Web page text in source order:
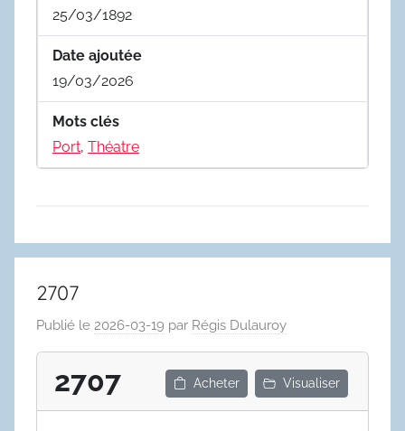
25/03/1892
Date ajoutée
19/03/2026
Mots clés
Port, Théatre
2707
Publié le 2026-03-19 par Régis Dulauroy
2707 Acheter Visualiser